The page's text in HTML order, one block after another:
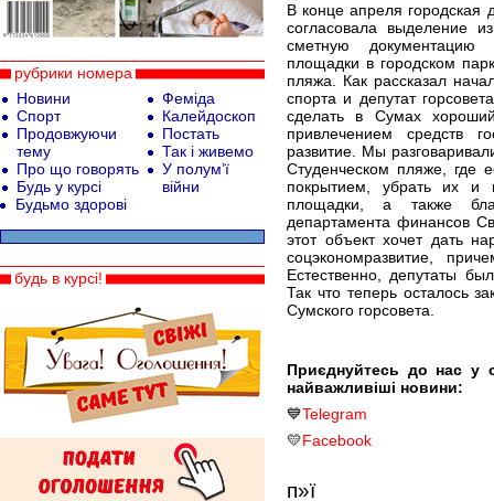
В конце апреля городская
согласовала выделение
сметную документацию
площадки в городском
пляжа. Как рассказал
спорта и депутат
сделать в Сумах
привлечением средств
развитие. Мы
Студенческом пляже, где
покрытием, убрать их и
площадки, а также
департамента финансов
этот объект хочет дать
соцэкономразвитие,
Естественно, депутаты
Так что теперь осталось
Сумского горсовета.
Приєднуйтесь до нас у
найважливіші новини:
💙Telegram
💛Facebook
п»ї
рубрики номера
Новини
Спорт
Продовжуючи
тему
Про що говорять
Будь у курсі
Феміда
Калейдоскоп
Постать
Так і живемо
У полум’ї
війни
Будьмо здорові
будь в курсі!